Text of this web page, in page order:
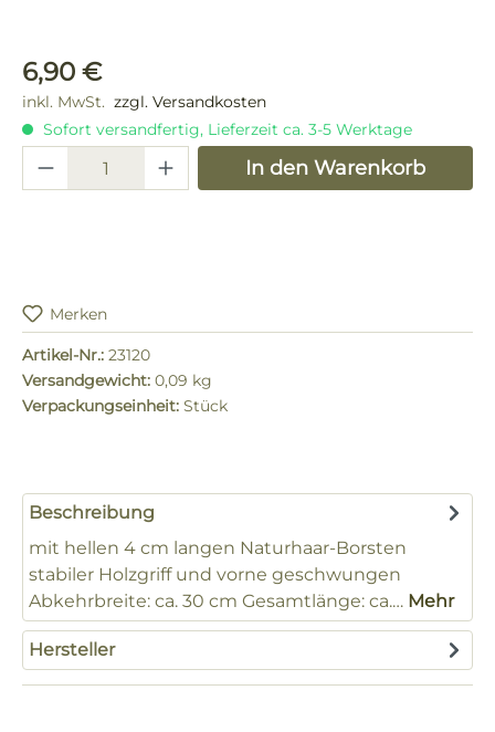
Regulärer Preis:
6,90 €
inkl. MwSt. zzgl. Versandkosten
Sofort versandfertig, Lieferzeit ca. 3-5 Werktage
Produkt Anzahl: Gib denIn den Warenkorb
Merken
Artikel-Nr.: 23120
Versandgewicht: 0,09 kg
Verpackungseinheit: Stück
Beschreibung
mit hellen 4 cm langen Naturhaar-Borsten
stabiler Holzgriff und vorne geschwungen
Abkehrbreite: ca. 30 cm Gesamtlänge: ca.… Mehr
Hersteller